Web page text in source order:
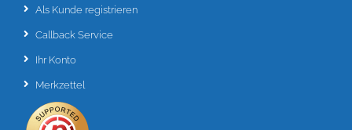
Als Kunde registrieren
Callback Service
Ihr Konto
Merkzettel